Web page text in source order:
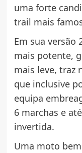
uma forte
trail mais
Em sua versão
mais potente,
mais leve, traz
que inclusive
equipa
6 marchas e
invertida.
Uma moto